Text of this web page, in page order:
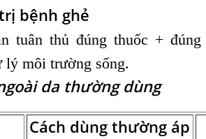
bệnh ghẻ
tuân thủ đúng thuốc + đúng
lý môi trường sống.
da thường dùng
Cách dùng thường áp